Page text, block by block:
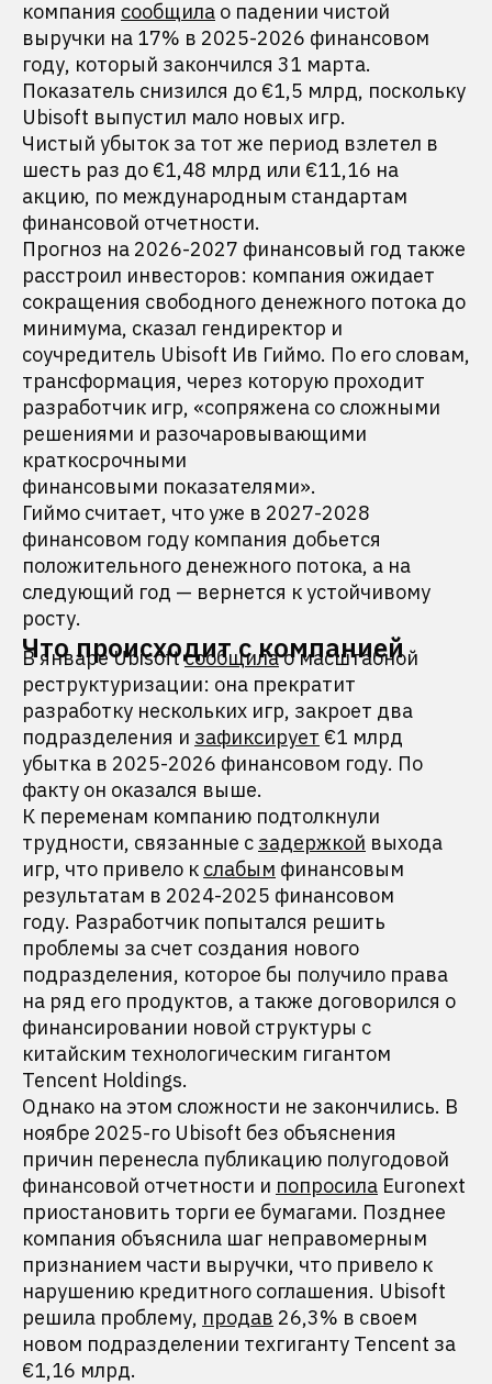
компания сообщила о падении чистой
выручки на 17% в 2025-2026 финансовом
году, который закончился 31 марта.
Показатель снизился до €1,5 млрд, поскольку
Ubisoft выпустил мало новых игр.
Чистый убыток за тот же период взлетел в
шесть раз до €1,48 млрд или €11,16 на
акцию, по международным стандартам
финансовой отчетности.
Прогноз на 2026-2027 финансовый год также
расстроил инвесторов: компания ожидает
сокращения свободного денежного потока до
минимума, сказал гендиректор и
соучредитель Ubisoft Ив Гиймо. По его словам,
трансформация, через которую проходит
разработчик игр, «сопряжена со сложными
решениями и разочаровывающими
краткосрочными
финансовыми показателями».
Гиймо считает, что уже в 2027-2028
финансовом году компания добьется
положительного денежного потока, а на
следующий год — вернется к устойчивому
росту.
Что происходит с компанией
В январе Ubisoftсообщилао масштабной
реструктуризации: она прекратит
разработку нескольких игр, закроет два
подразделения и зафиксирует €1 млрд
убытка в 2025-2026 финансовом году. По
факту он оказался выше.
К переменам компанию подтолкнули
трудности, связанные с задержкой выхода
игр, что привело к слабым финансовым
результатам в 2024-2025 финансовом
году. Разработчик попытался решить
проблемы за счет создания нового
подразделения, которое бы получило права
на ряд его продуктов, а также договорился о
финансировании новой структуры с
китайским технологическим гигантом
Tencent Holdings.
Однако на этом сложности не закончились. В
ноябре 2025-го Ubisoft без объяснения
причин перенесла публикацию полугодовой
финансовой отчетности и попросила Euronext
приостановить торги ее бумагами. Позднее
компания объяснила шаг неправомерным
признанием части выручки, что привело к
нарушению кредитного соглашения. Ubisoft
решила проблему, продав 26,3% в своем
новом подразделении техгиганту Tencent за
€1,16 млрд.